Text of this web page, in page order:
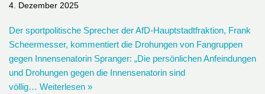
4. Dezember 2025
Der sportpolitische Sprecher der AfD-Hauptstadtfraktion, Frank
Scheermesser, kommentiert die Drohungen von Fangruppen
gegen Innensenatorin Spranger: „Die persönlichen Anfeindungen
und Drohungen gegen die Innensenatorin sind
völlig… Weiterlesen »